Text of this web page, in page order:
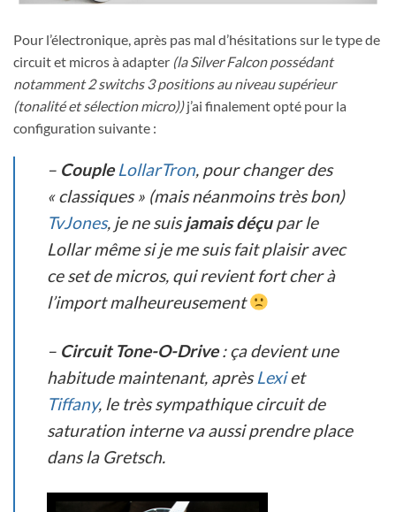
Pour l’électronique, après pas mal d’hésitations sur le type de
circuit et micros à adapter (la Silver Falcon possédant
notamment 2 switchs 3 positions au niveau supérieur
(tonalité et sélection micro))j’ai finalement opté pour la
configuration suivante :
– Couple LollarTron, pour changer des
« classiques » (mais néanmoins très bon)
TvJones, je ne suisjamais déçupar le
Lollar même si je me suis fait plaisir avec
ce set de micros, qui revient fort cher à
l’import malheureusement
– Circuit Tone-O-Drive: ça devient une
habitude maintenant, aprèsLexiet
Tiffany, le très sympathique circuit de
saturation interne va aussi prendre place
dans la Gretsch.